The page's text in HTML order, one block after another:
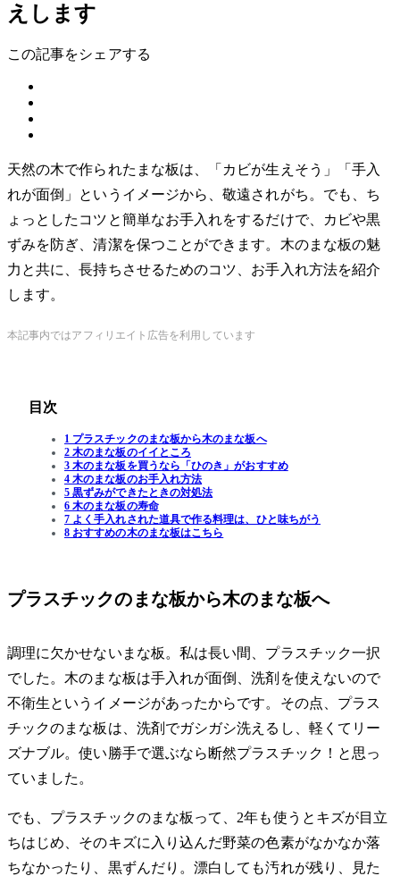
えします
この記事をシェアする
天然の木で作られたまな板は、「カビが生えそう」「手入
れが面倒」というイメージから、敬遠されがち。でも、ち
ょっとしたコツと簡単なお手入れをするだけで、カビや黒
ずみを防ぎ、清潔を保つことができます。木のまな板の魅
力と共に、長持ちさせるためのコツ、お手入れ方法を紹介
します。
本記事内ではアフィリエイト広告を利用しています
目次
1 プラスチックのまな板から木のまな板へ
2 木のまな板のイイところ
3 木のまな板を買うなら「ひのき」がおすすめ
4 木のまな板のお手入れ方法
5 黒ずみができたときの対処法
6 木のまな板の寿命
7 よく手入れされた道具で作る料理は、ひと味ちがう
8 おすすめの木のまな板はこちら
プラスチックのまな板から木のまな板へ
調理に欠かせないまな板。私は長い間、プラスチック一択
でした。木のまな板は手入れが面倒、洗剤を使えないので
不衛生というイメージがあったからです。その点、プラス
チックのまな板は、洗剤でガシガシ洗えるし、軽くてリー
ズナブル。使い勝手で選ぶなら断然プラスチック！と思っ
ていました。
でも、プラスチックのまな板って、2年も使うとキズが目立
ちはじめ、そのキズに入り込んだ野菜の色素がなかなか落
ちなかったり、黒ずんだり。漂白しても汚れが残り、見た